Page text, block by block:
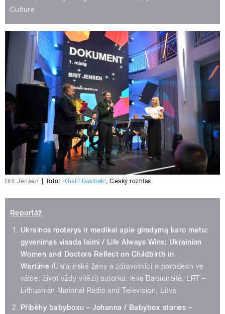
Culture
Brit Jensen foto: Khalil Baalbaki,Český rozhlas
Reportáž
Ukrainos moterys ir medikai apie gimdymą karo metu:
gyvenimas visada laimi / Life Always Wins: Ukrainian
Women and Doctors Reflect on Childbirth in
Wartime (Ukrajinské ženy a zdravotníci o porodech ve
válce: život vždy vítězí) autorka: Ieva Balsiūnaitė, LRT –
Lithuanian National Radio and Television, Litva
Příběhy babyboxu – Johanna / Babybox stories –